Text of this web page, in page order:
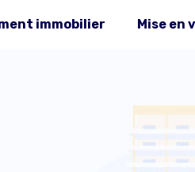
immobilier Mise en